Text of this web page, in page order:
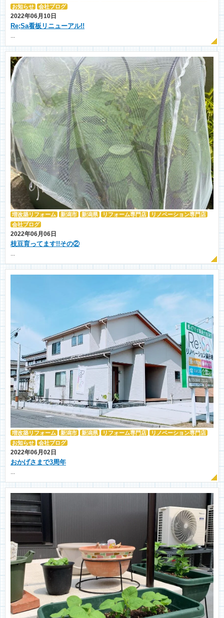
お知らせ
会社ブログ
2022年06月10日
Re;Sa看板リニューアル!!
...
増改築リフォーム 新潟市 新潟県 リフォーム専門店
リノベーション専門店
会社ブログ
2022年06月06日
枝豆育ってます!!その②
...
増改築リフォーム 新潟市 新潟県 リフォーム専門店
リノベーション専門店
お知らせ
会社ブログ
2022年06月02日
おかげさまで3周年
...